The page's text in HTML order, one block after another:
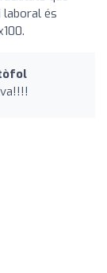
laboral és